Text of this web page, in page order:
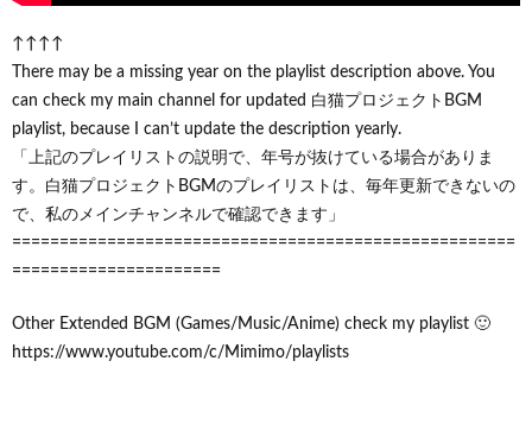
↑↑↑↑
There may be a missing year on the playlist description above. You
can check my main channel for updated 白猫プロジェクトBGM
playlist, because I can’t update the description yearly.
「上記のプレイリストの説明で、年号が抜けている場合がありま
す。白猫プロジェクトBGMのプレイリストは、毎年更新できないの
で、私のメインチャンネルで確認できます」
=====================================================
======================
Other Extended BGM (Games/Music/Anime) check my playlist 🙂
https://www.youtube.com/c/Mimimo/playlists